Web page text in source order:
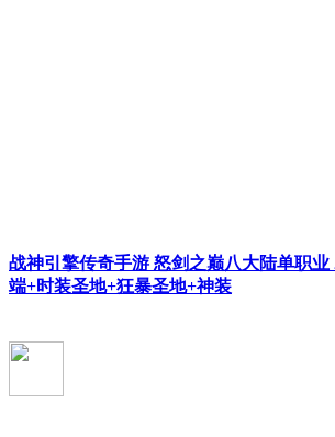
战神引擎传奇手游 怒剑之巅八大陆单职业
端+时装圣地+狂暴圣地+神装